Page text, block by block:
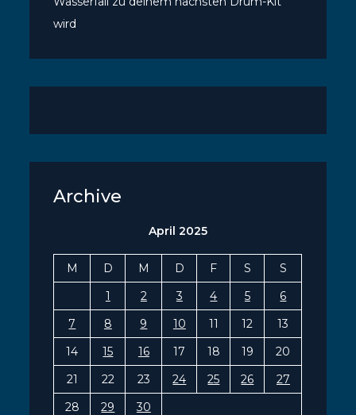
wird
Archive
April 2025
M D M D F S
S
1
2 3 4 5
6
7
8 9 10 11 12
13
14
15 16 17 18 19
20
21
22 23 24 25 26
27
28
29
30